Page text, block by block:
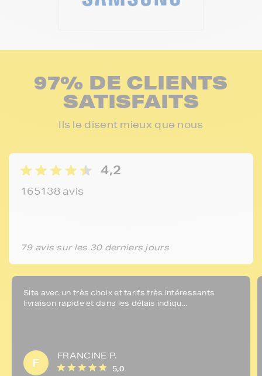
97% DE CLIENTS
SATISFAITS
Ils le disent mieux que nous
4,2
165138 avis
79 avis sur les 30 derniers jours
Site avec un très choix et tarifs très intéressants
livraison rapide et dans les délais indiqu...
F
FRANCINE P.
5,0